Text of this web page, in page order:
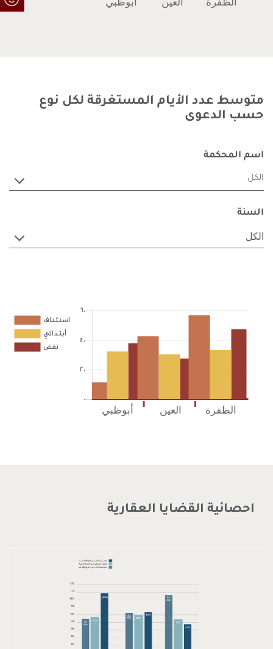
متوسط عدد الأيام المستغرقة لكل نوع
حسب الدعوى
اسم المحكمة
الكل
السنة
الكل
احصائية القضايا العقارية